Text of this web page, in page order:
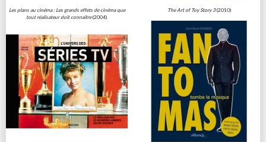
Les plans au cinéma : Les grands effets de cinéma que
tout réalisateur doit connaître(2004)
The Art of Toy Story 3(2010)